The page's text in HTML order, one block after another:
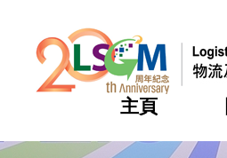
主頁
熱門
熱門
熱門
熱門
熱門